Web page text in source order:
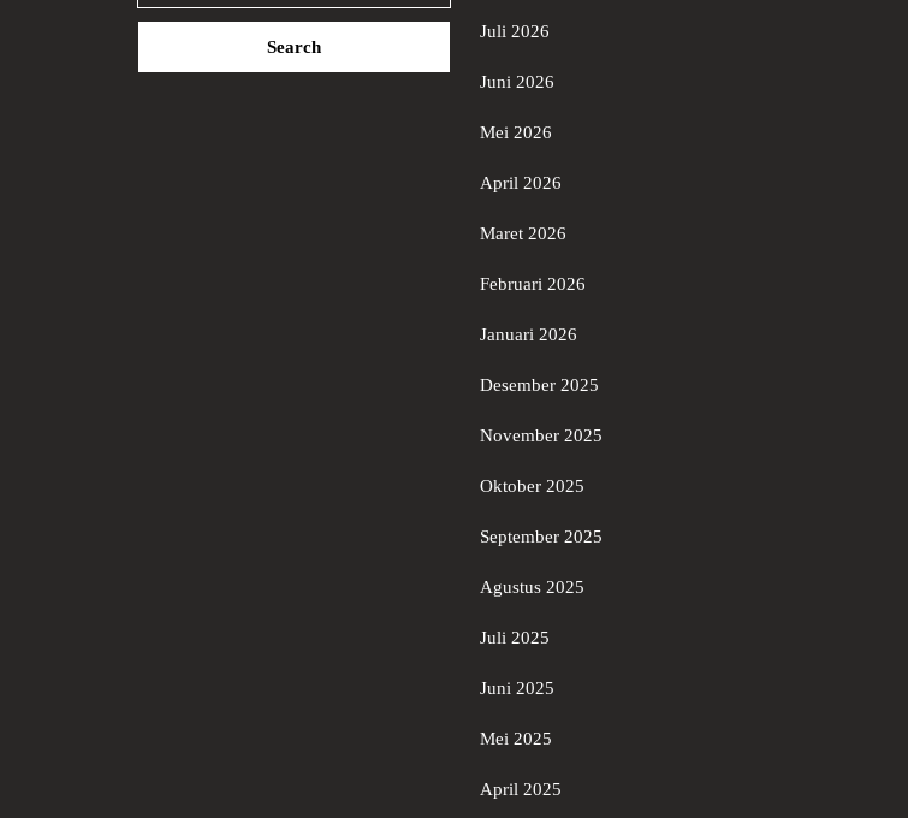
Search
Juli 2026
Juni 2026
Mei 2026
April 2026
Maret 2026
Februari 2026
Januari 2026
Desember 2025
November 2025
Oktober 2025
September 2025
Agustus 2025
Juli 2025
Juni 2025
Mei 2025
April 2025